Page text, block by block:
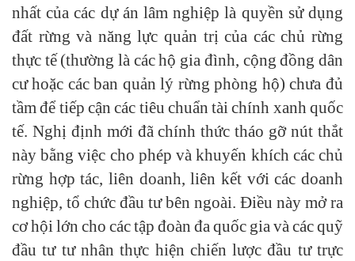
nhất của các dự án lâm nghiệp là quyền sử dụng
đất rừng và năng lực quản trị của các chủ rừng
thực tế (thường là các hộ gia đình, cộng đồng dân
cư hoặc các ban quản lý rừng phòng hộ) chưa đủ
tầm để tiếp cận các tiêu chuẩn tài chính xanh quốc
tế. Nghị định mới đã chính thức tháo gỡ nút thắt
này bằng việc cho phép và khuyến khích các chủ
rừng hợp tác, liên doanh, liên kết với các doanh
nghiệp, tổ chức đầu tư bên ngoài. Điều này mở ra
cơ hội lớn cho các tập đoàn đa quốc gia và các quỹ
đầu tư tư nhân thực hiện chiến lược đầu tư trực